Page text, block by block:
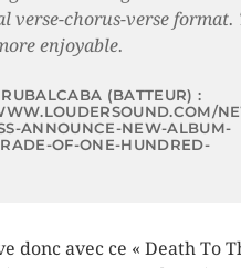
verse-chorus-verse format.
enjoyable.
(BATTEUR) :
ANNOUNCE-NEW-ALBUM-
OF-ONE-HUNDRED-
donc avec ce « Death To